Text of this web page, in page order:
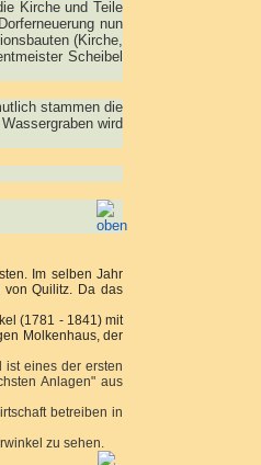
Kirche und Teile
nun
(Kirche,
Scheibel
stammen die
wird
Im selben Jahr
von Quilitz. Da das
(1781 - 1841) mit
Molkenhaus, der
ist eines der ersten
Anlagen" aus
betreiben in
zu sehen.